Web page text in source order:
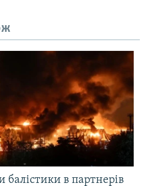
балістики в партнерів